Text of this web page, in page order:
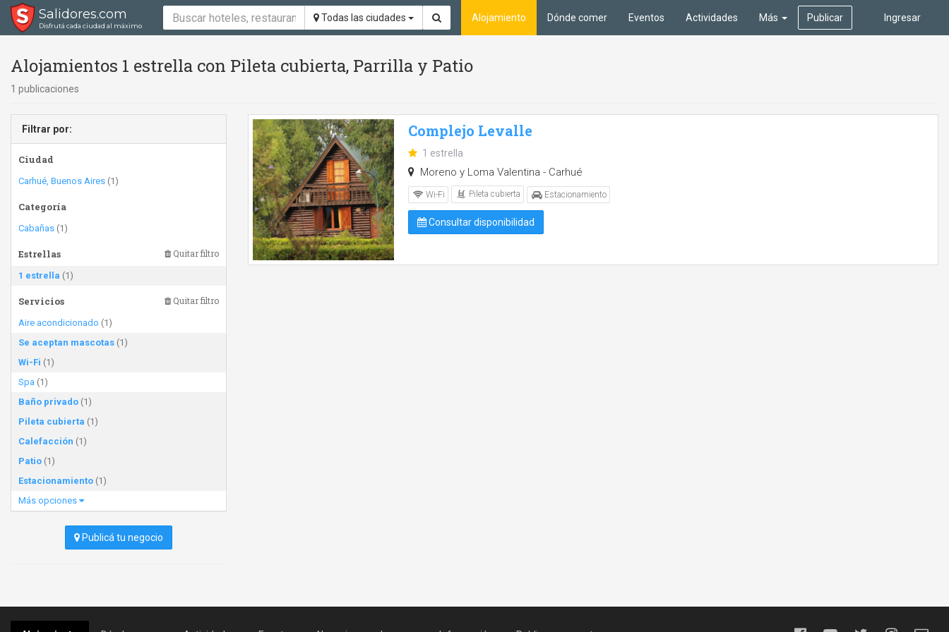
Salidores.com
Disfrutá cada ciudad al máximo
Todas las ciudades Ingresar
Alojamiento Dónde comer Eventos Actividades Más Publicar
Alojamientos 1 estrella con Pileta cubierta, Parrilla y Patio
1 publicaciones
Filtrar por:
Ciudad
Carhué, Buenos Aires (1)
Categoría
Cabañas (1)
Estrellas Quitar filtro
1 estrella (1)
Servicios Quitar filtro
Aire acondicionado (1)
Se aceptan mascotas (1)
Wi-Fi (1)
Spa (1)
Baño privado (1)
Pileta cubierta (1)
Calefacción (1)
Patio (1)
Estacionamiento (1)
Más opciones
Publicá tu negocio
Complejo Levalle
1 estrella
Moreno y Loma Valentina - Carhué
Wi-Fi Pileta cubierta Estacionamiento
Consultar disponibilidad